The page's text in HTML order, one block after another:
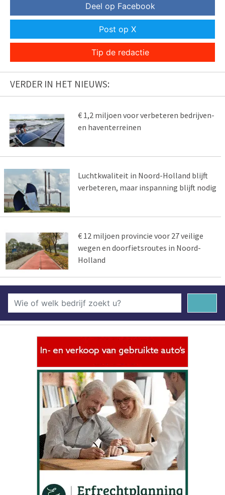
Deel op Facebook
Post op X
Tip de redactie
VERDER IN HET NIEUWS:
€ 1,2 miljoen voor verbeteren bedrijven-
en haventerreinen
Luchtkwaliteit in Noord-Holland blijft
verbeteren, maar inspanning blijft nodig
€ 12 miljoen provincie voor 27 veilige
wegen en doorfietsroutes in Noord-
Holland